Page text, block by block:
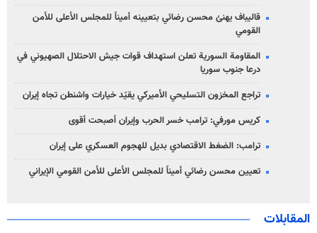
قاليباف يهنئ محسن رضائي بتعيينه أميناً للمجلس الأعلى للأمن
القومي
المقاومة السورية تعلن استهداف قوات جيش الاحتلال الصهيوني في
درعا جنوب سوريا
تراجع المخزون التسليحي الأميركي يقيّد خيارات واشنطن تجاه إيران
كريس مورفي: ترامب خسر الحرب وإيران أصبحت أقوى
ترامب: الضغط الاقتصادي بديل للهجوم العسكري على إيران
تعيين محسن رضائي أميناً للمجلس الأعلى للأمن القومي الإيراني
المقابلات